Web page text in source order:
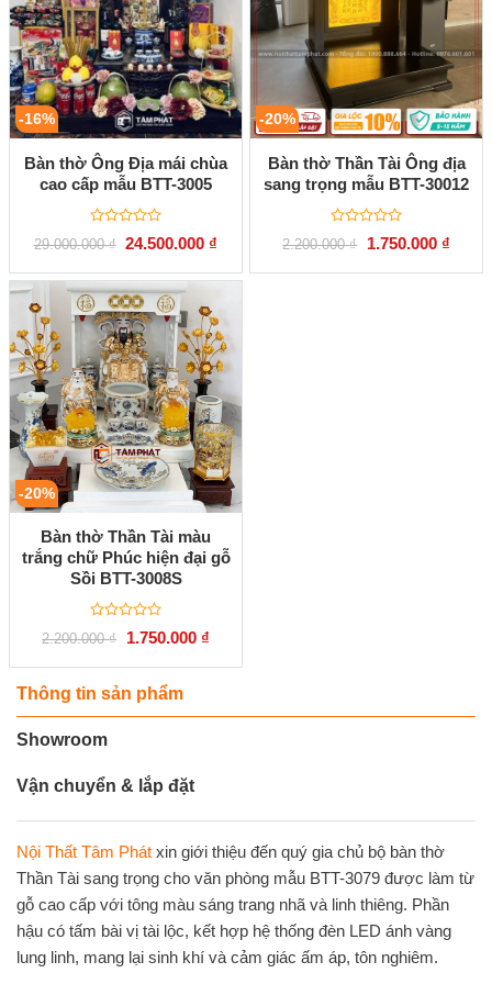
-16%
Bàn thờ Ông Địa mái chùa
cao cấp mẫu BTT-3005
Được
xếp
0
5
sao
29.000.000₫ Giá
gốc
là:
29.000.000 ₫.
24.500.000 ₫
tại
là:
-20%
Bàn thờ Thần Tài Ông địa
sang trọng mẫu BTT-30012
Được
xếp
2.200.000₫
Giá
gốc
là:
1.750.000 ₫Giá
tại
-20%
Bàn thờ Thần Tài màu
trắng chữ Phúc hiện đại gỗ
Sồi BTT-3008S
Được
xếp
5
sao
2.200.000₫
Giá
là:
1.750.000 ₫Giá
tại
Thông tin sản phẩm
Showroom
Vận chuyển & lắp đặt
Nội Thất Tâm Phát xin giới thiệu đến quý gia chủ bộ bàn thờ
Thần Tài sang trọng cho văn phòng mẫu BTT-3079 được làm từ
gỗ cao cấp với tông màu sáng trang nhã và linh thiêng. Phần
hậu có tấm bài vị tài lộc, kết hợp hệ thống đèn LED ánh vàng
lung linh, mang lại sinh khí và cảm giác ấm áp, tôn nghiêm.